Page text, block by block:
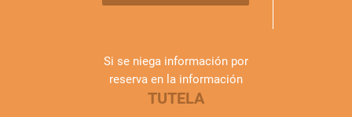
Si se niega información por
reserva en la información
TUTELA